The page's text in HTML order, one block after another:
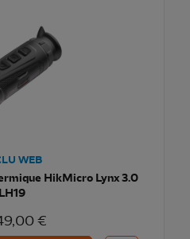
WEB
HikMicro Lynx 3.0
LH19
€